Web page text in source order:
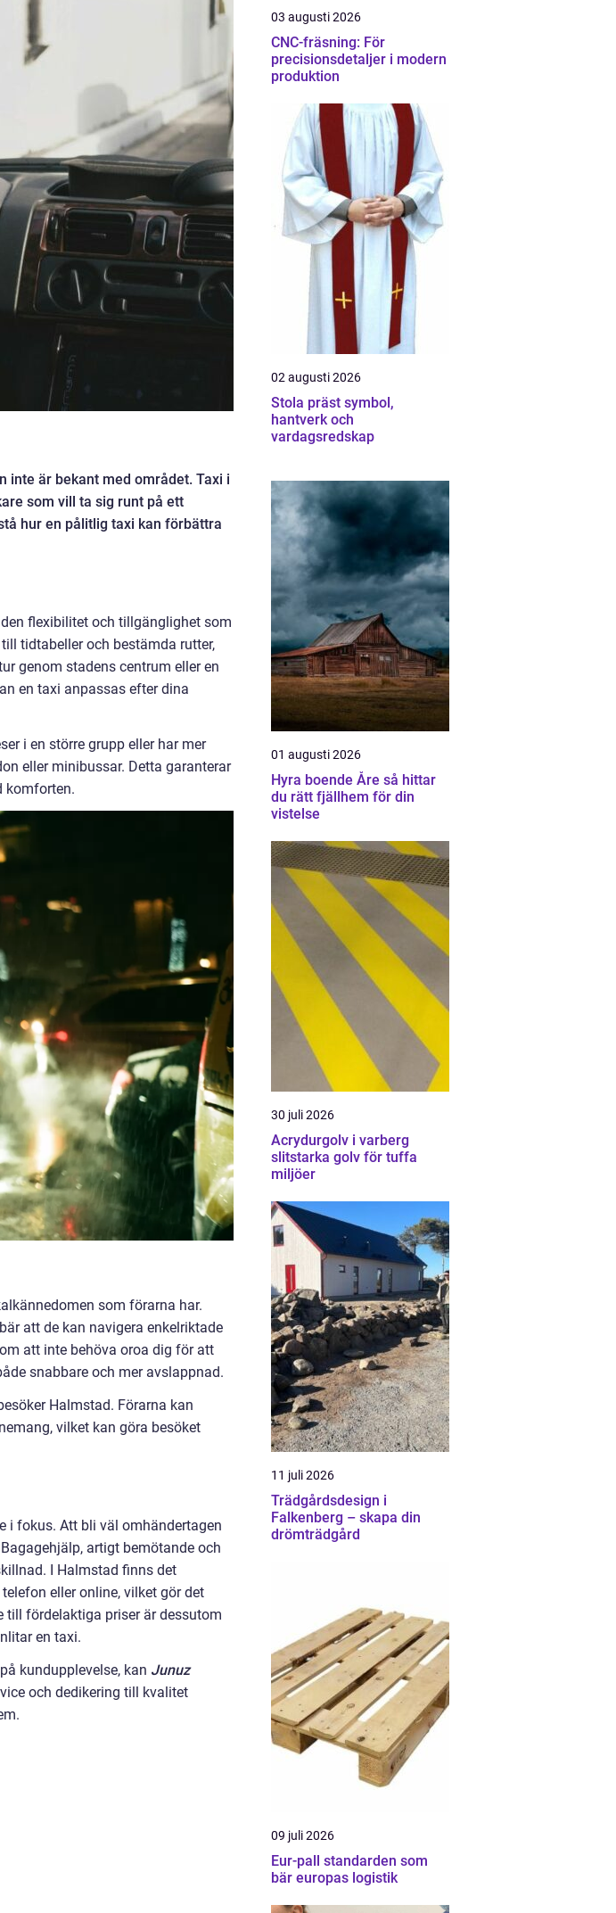
inte är bekant med området. Taxi i
som vill ta sig runt på ett
hur en pålitlig taxi kan förbättra
flexibilitet och tillgänglighet som
tidtabeller och bestämda rutter,
genom stadens centrum eller en
en taxi anpassas efter dina
i en större grupp eller har mer
eller minibussar. Detta garanterar
komforten.
som förarna har.
att de kan navigera enkelriktade
att inte behöva oroa dig för att
snabbare och mer avslappnad.
Halmstad. Förarna kan
vilket kan göra besöket
i fokus. Att bli väl omhändertagen
artigt bemötande och
I Halmstad finns det
eller online, vilket gör det
till fördelaktiga priser är dessutom
en taxi.
kundupplevelse, kan Junuz
och dedikering till kvalitet
03 augusti 2026
CNC-fräsning: För
precisionsdetaljer i modern
produktion
02 augusti 2026
Stola präst symbol,
hantverk och
vardagsredskap
01 augusti 2026
Hyra boende Åre så hittar
du rätt fjällhem för din
vistelse
30 juli 2026
Acrydurgolv i varberg
slitstarka golv för tuffa
miljöer
11 juli 2026
Trädgårdsdesign i
Falkenberg – skapa din
drömträdgård
09 juli 2026
Eur-pall standarden som
bär europas logistik